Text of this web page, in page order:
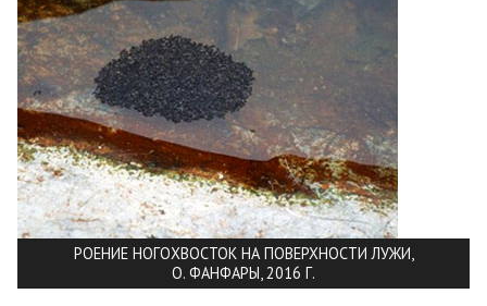
РОЕНИЕ НОГОХВОСТОК НА ПОВЕРХНОСТИ ЛУЖИ,
О. ФАНФАРЫ, 2016 Г.